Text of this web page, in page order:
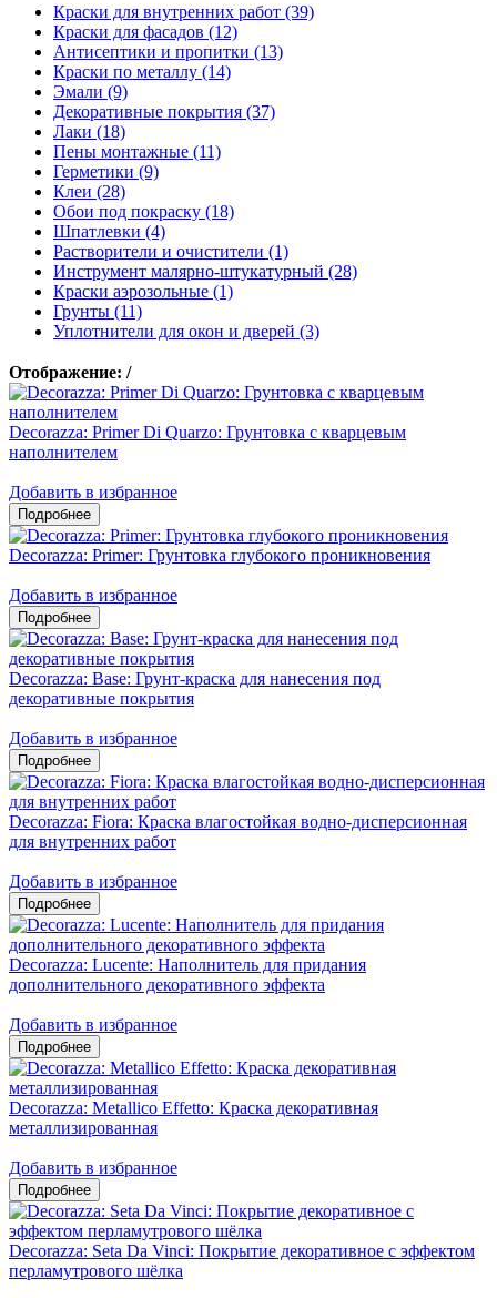
Краски для внутренних работ (39)
Краски для фасадов (12)
Антисептики и пропитки (13)
Краски по металлу (14)
Эмали (9)
Декоративные покрытия (37)
Лаки (18)
Пены монтажные (11)
Герметики (9)
Клеи (28)
Обои под покраску (18)
Шпатлевки (4)
Растворители и очистители (1)
Инструмент малярно-штукатурный (28)
Краски аэрозольные (1)
Грунты (11)
Уплотнители для окон и дверей (3)
Отображение: /
Decorazza: Primer Di Quarzo: Грунтовка с кварцевым
наполнителем
Добавить в избранное
Decorazza: Primer: Грунтовка глубокого проникновения
Добавить в избранное
Decorazza: Base: Грунт-краска для нанесения под
декоративные покрытия
Добавить в избранное
Decorazza: Fiora: Краска влагостойкая водно-дисперсионная
для внутренних работ
Добавить в избранное
Decorazza: Lucente: Наполнитель для придания
дополнительного декоративного эффекта
Добавить в избранное
Decorazza: Metallico Effetto: Краска декоративная
металлизированная
Добавить в избранное
Decorazza: Seta Da Vinci: Покрытие декоративное с эффектом
перламутрового шёлка